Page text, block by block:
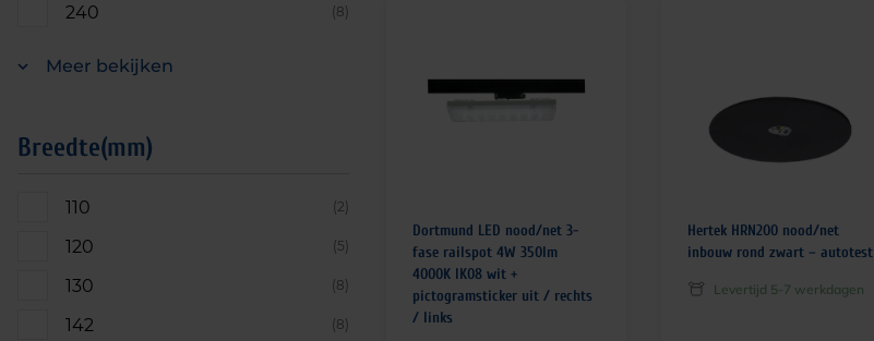
240 (8)
Meer bekijken
Breedte(mm)
110 (2)
120 (5)
130 (8)
142 (8)
Dortmund LED nood/net 3-
fase railspot 4W 350lm
4000K IK08 wit +
pictogramsticker uit / rechts
/ links
Hertek HRN200 nood/net
inbouw rond zwart – autotest
Levertijd 5-7 werkdagen